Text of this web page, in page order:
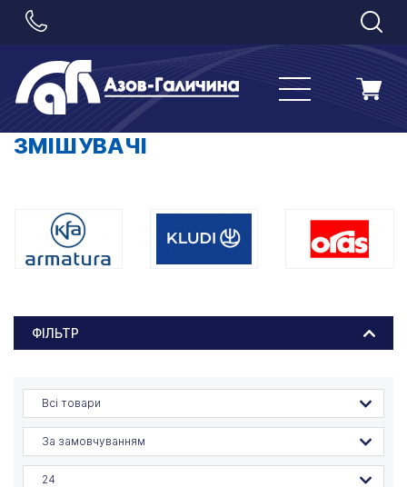
ЗМІШУВАЧІ
ФІЛЬТР
Всі товари
За замовчуванням
24